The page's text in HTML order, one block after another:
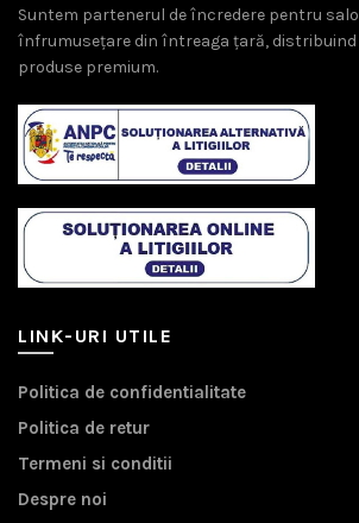
Suntem partenerul de încredere pentru
înfrumusețare din întreaga țară, distribuind
produse premium.
LINK-URI UTILE
Politica de confidentialitate
Politica de retur
Termeni si conditii
Despre noi